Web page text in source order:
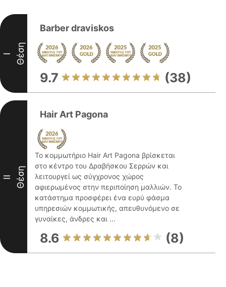
I Θέση
Barber draviskos
9.7 (38)
II Θέση
Hair Art Pagona
Το κομμωτήριο Hair Art Pagona βρίσκεται
στο κέντρο του Δραβήσκου Σερρών και
λειτουργεί ως σύγχρονος χώρος
αφιερωμένος στην περιποίηση μαλλιών. Το
κατάστημα προσφέρει ένα ευρύ φάσμα
υπηρεσιών κομμωτικής, απευθυνόμενο σε
γυναίκες, άνδρες και ...
8.6 (8)